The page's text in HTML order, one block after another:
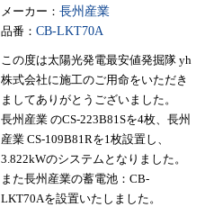
メーカー： 長州産業
品番： CB-LKT70A
この度は太陽光発電最安値発掘隊 yh
株式会社に施工のご用命をいただき
ましてありがとうございました。
長州産業 のCS-223B81Sを4枚、長州
産業 CS-109B81Rを1枚設置し、
3.822kWのシステムとなりました。
また長州産業の蓄電池：CB-
LKT70Aを設置いたしました。